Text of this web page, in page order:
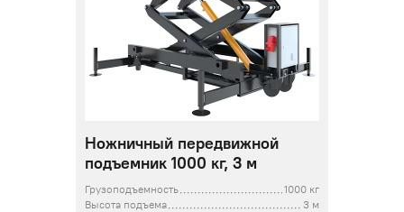
Ножничный передвижной
подъемник 1000 кг, 3 м
Грузоподъемность
1000 кг
Высота подъема
3 м